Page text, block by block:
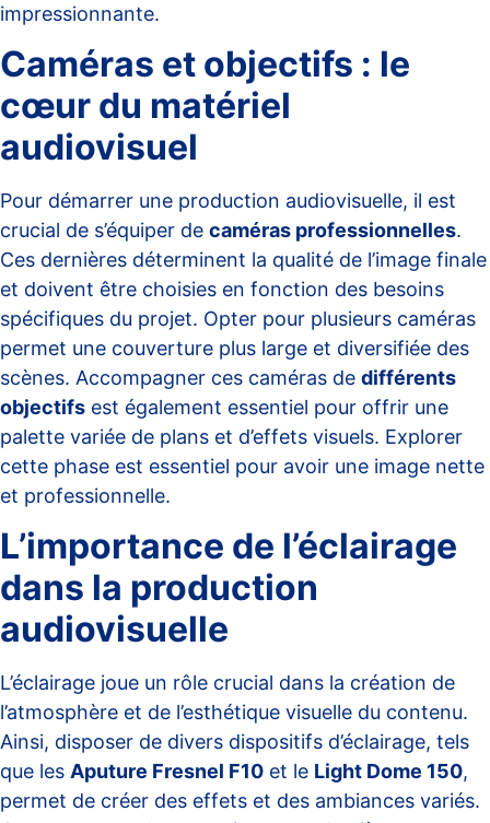
impressionnante.
Caméras et objectifs : le
cœur du matériel
audiovisuel
Pour démarrer une production audiovisuelle, il est
crucial de s’équiper de caméras professionnelles.
Ces dernières déterminent la qualité de l’image finale
et doivent être choisies en fonction des besoins
spécifiques du projet. Opter pour plusieurs caméras
permet une couverture plus large et diversifiée des
scènes. Accompagner ces caméras de différents
objectifs est également essentiel pour offrir une
palette variée de plans et d’effets visuels. Explorer
cette phase est essentiel pour avoir une image nette
et professionnelle.
L’importance de l’éclairage
dans la production
audiovisuelle
L’éclairage joue un rôle crucial dans la création de
l’atmosphère et de l’esthétique visuelle du contenu.
Ainsi, disposer de divers dispositifs d’éclairage, tels
que les Aputure Fresnel F10 et le Light Dome 150,
permet de créer des effets et des ambiances variés.